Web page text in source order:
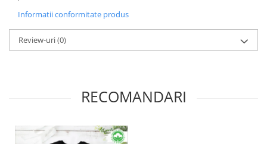
Informatii conformitate produs
Review-uri(0)
RECOMANDARI